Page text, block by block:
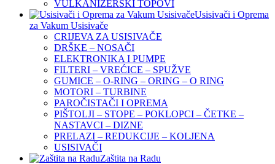
VULKANIZERSKI TOPOVI
Usisivači i Oprema
za Vakum Usisivače
CRIJEVA ZA USISIVAČE
DRŠKE – NOSAČI
ELEKTRONIKA I PUMPE
FILTERI – VREĆICE – SPUŽVE
GUMICE – O-RING – ORING – O RING
MOTORI – TURBINE
PAROČISTAČI I OPREMA
PIŠTOLJI – STOPE – POKLOPCI – ČETKE –
NASTAVCI – DIZNE
PRELAZI – REDUKCIJE – KOLJENA
USISIVAČI
Zaštita na Radu